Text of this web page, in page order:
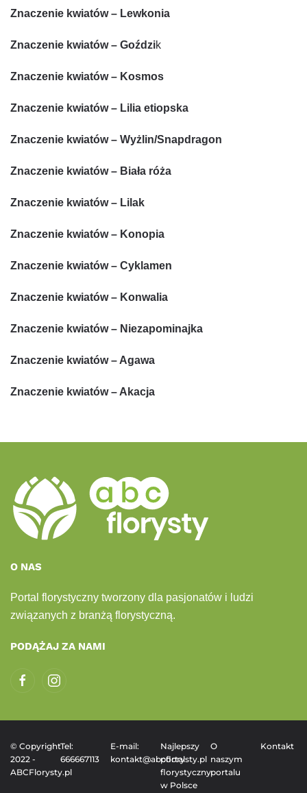
Znaczenie kwiatów – Lewkonia
Znaczenie kwiatów – Goździk
Znaczenie kwiatów – Kosmos
Znaczenie kwiatów – Lilia etiopska
Znaczenie kwiatów – Wyżlin/Snapdragon
Znaczenie kwiatów – Biała róża
Znaczenie kwiatów – Lilak
Znaczenie kwiatów – Konopia
Znaczenie kwiatów – Cyklamen
Znaczenie kwiatów – Konwalia
Znaczenie kwiatów – Niezapominajka
Znaczenie kwiatów – Agawa
Znaczenie kwiatów – Akacja
O NAS
Portal florystyczny tworzony dla pasjonatów i ludzi
związanych z branżą florystyczną.
PODĄŻAJ ZA NAMI
© Copyright
2022 -
ABCFlorysty.pl
Tel:
666667113
E-mail:
kontakt@abcflorysty.pl
Najlepszy
portal
florystyczny
w Polsce
O
naszym
portalu
Kontakt